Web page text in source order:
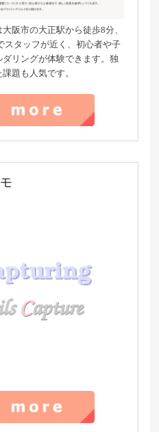
阪市の大正駅から徒歩8分、
スタッフが近く、初心者や子
リングが体験できます。独
題も人気です。